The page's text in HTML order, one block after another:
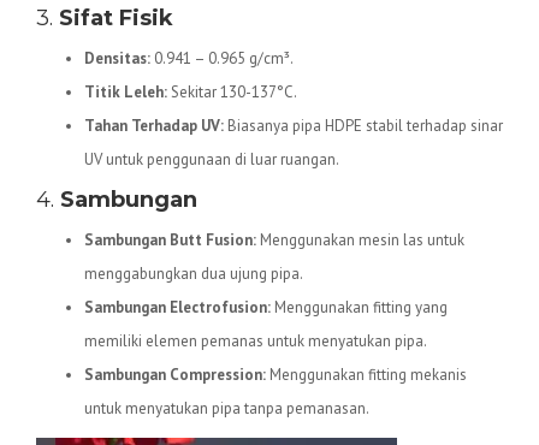
3. Sifat Fisik
Densitas: 0.941 – 0.965 g/cm³.
Titik Leleh:Sekitar 130-137°C.
Tahan Terhadap UV: Biasanya pipa HDPE stabil terhadap sinar
UV untuk penggunaan di luar ruangan.
4. Sambungan
Sambungan Butt Fusion: Menggunakan mesin las untuk
menggabungkan dua ujung pipa.
Sambungan Electrofusion: Menggunakan fitting yang
memiliki elemen pemanas untuk menyatukan pipa.
Sambungan Compression: Menggunakan fitting mekanis
untuk menyatukan pipa tanpa pemanasan.